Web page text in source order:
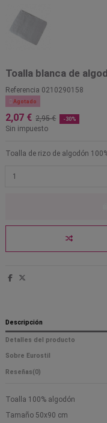
Toalla blanca de
Referencia 0210290158
 Agotado
2,07 € 2,95 € -30%
Sin impuesto
Toalla de rizo de algodón
Descripción
Detalles del producto
Sobre Eurostil
Reseñas(0)
Toalla 100% algodón
Tamaño 50x90 cm